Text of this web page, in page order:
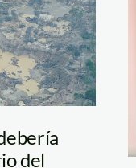
del